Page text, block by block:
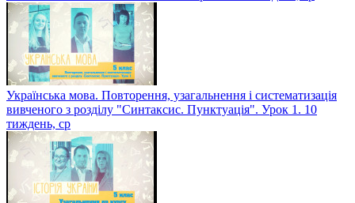
Англійська мова. Шкільне життя. Урок 3. 10 тиждень, ср
Українська мова. Повторення, узагальнення і систематизація
вивченого з розділу "Синтаксис. Пунктуація". Урок 1. 10
тиждень, ср